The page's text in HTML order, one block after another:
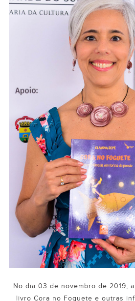
No dia 03 de novembro de 2019,
livro Cora no Foguete e outras